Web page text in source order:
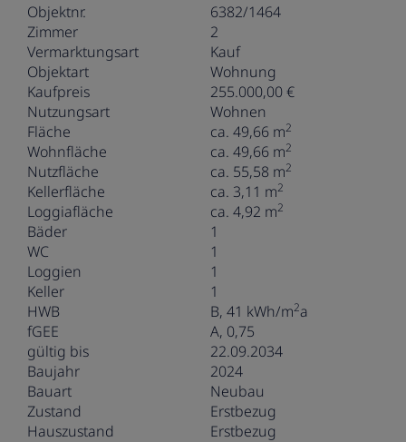
Objektnr.
6382/1464
Zimmer
2
Vermarktungsart
Kauf
Objektart
Wohnung
Kaufpreis
255.000,00 €
Nutzungsart
Wohnen
Fläche
ca. 49,66 m2
Wohnfläche ca. 49,66 m2
Nutzfläche ca. 55,58 m2
Kellerfläche ca. 3,11 m2
Loggiafläche ca. 4,92 m2
Bäder
1
WC
1
Loggien
1
Keller
1
HWB
B, 41 kWh/m2a
fGEE
A, 0,75
gültig bis
22.09.2034
Baujahr
2024
Bauart
Neubau
Zustand
Erstbezug
Hauszustand
Erstbezug